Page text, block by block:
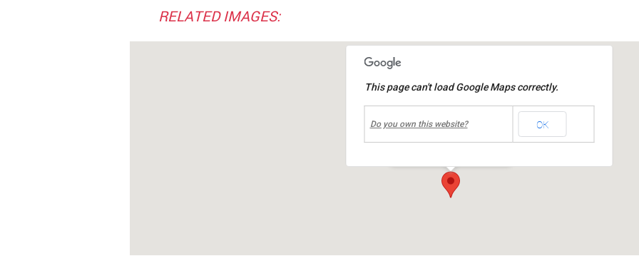
RELATED IMAGES:
Halle Louis MIACHON
This page can't load Google Maps correctly.
Do you own this website? OK